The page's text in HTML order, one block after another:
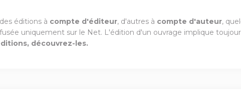
éditions à compte d'éditeur, d'autres à compte d'auteur,
uniquement sur le Net. L'édition d'un ouvrage implique
découvrez-les.